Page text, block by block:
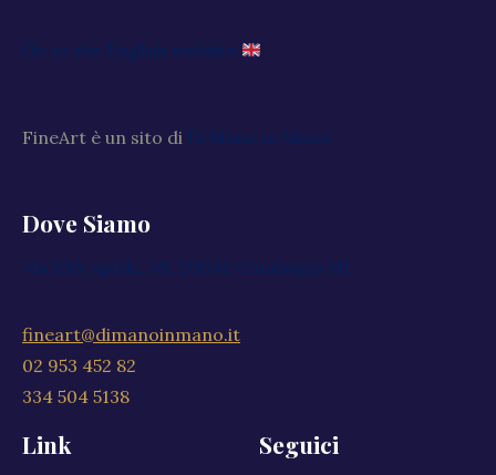
Go to the English website
FineArt è un sito di Di Mano in Mano
Dove Siamo
Via XXV Aprile, 59, 20040 Cambiago MI
fineart@dimanoinmano.it
02 953 452 82
334 504 5138
Link Seguici